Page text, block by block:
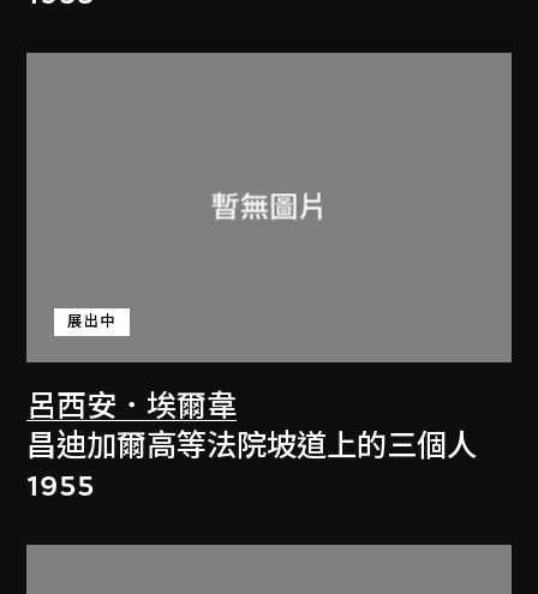
呂西安．埃爾韋
展出中
昌迪加爾高等法院坡道上的三個人
1955